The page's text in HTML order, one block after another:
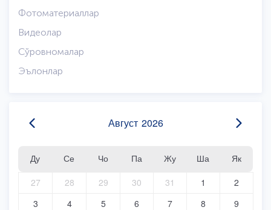
Фотоматериаллар
Видеолар
Сўровномалар
Эълонлар
Август 2026
Ду Се Чо Па Жу Ша
Як
27
28 29 30 31 1
2
3
4 5 6 7 8
9